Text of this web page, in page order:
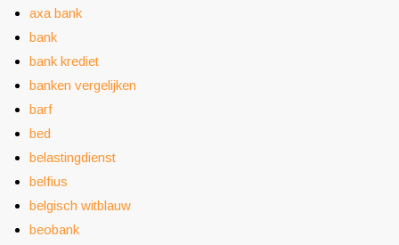
axa bank
bank
bank krediet
banken vergelijken
barf
bed
belastingdienst
belfius
belgisch witblauw
beobank